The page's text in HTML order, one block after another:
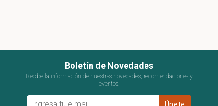
Boletín de Novedades
Recibe la información de nuestras novedades, recomendaciones y
eventos.